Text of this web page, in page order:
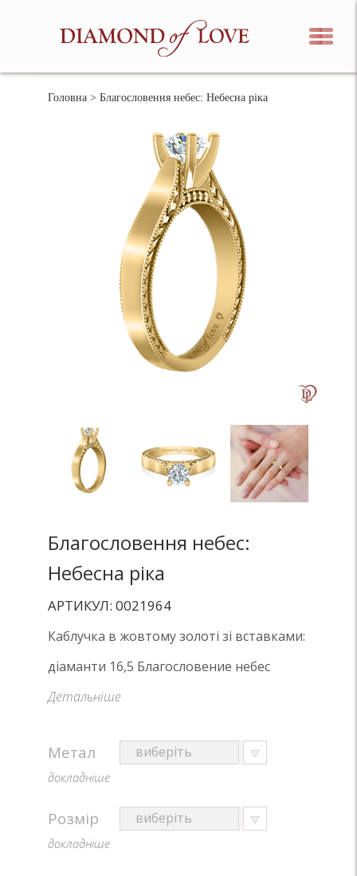
Головна > Благословення небес: Небесна ріка
Благословення небес:
Небесна ріка
АРТИКУЛ: 0021964
Каблучка в жовтому золоті зі вставками:
діаманти 16,5 Благословение небес
Детальніше
Метал
докладніше
Розмір
докладніше